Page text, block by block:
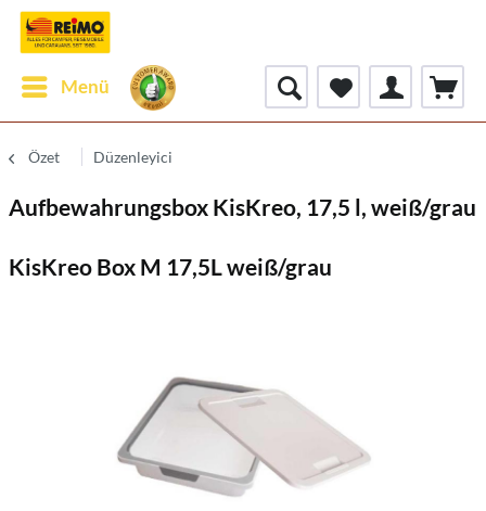
Menü
Özet Düzenleyici
Aufbewahrungsbox KisKreo, 17,5 l, weiß/grau
KisKreo Box M 17,5L weiß/grau